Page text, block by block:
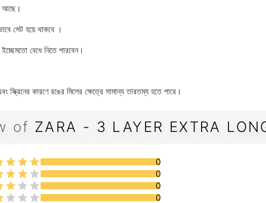
আছে।
সেট হয়ে থাকবে ।
বেধে নিতে পারবেন।
কারণে রঙের মিলের ক্ষেত্রে সামান্য তারতম্য হতে পারে।
of ZARA - 3 LAYER EXTRA
0
0
0
0